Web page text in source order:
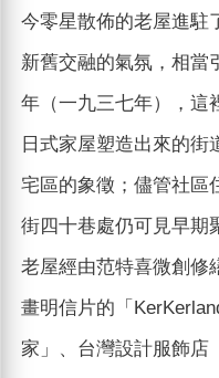
今零星散佈的老屋進駐
新舊交融的氣氛，相當
年（一九三七年），這
日式家屋塑造出來的街
宅區的象徵；儘管社區
街四十巷處仍可見早期
老屋經由范特喜微創修
畫明信片的「
家」、台灣設計服飾店